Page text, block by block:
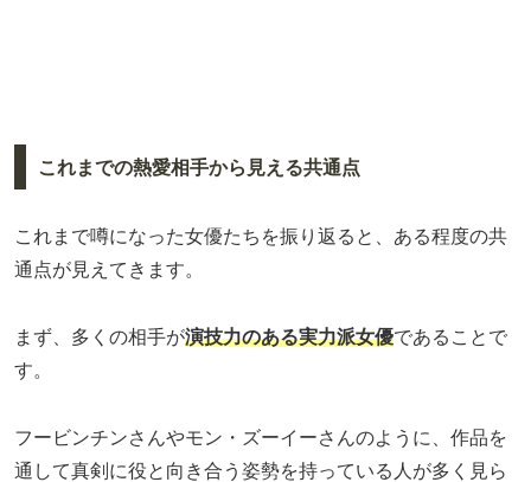
これまでの熱愛相手から見える共通点
これまで噂になった女優たちを振り返ると、ある程度の共
通点が見えてきます。
まず、多くの相手が演技力のある実力派女優であることで
す。
フービンチンさんやモン・ズーイーさんのように、作品を
通して真剣に役と向き合う姿勢を持っている人が多く見ら